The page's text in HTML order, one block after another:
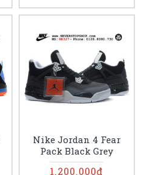
Nike Jordan 4 Fear
Pack Black Grey
1.200.000đ